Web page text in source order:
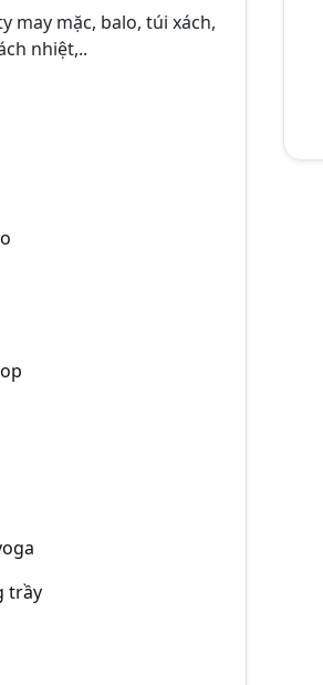
may mặc, balo, túi xách,
nhiệt,..
trầy